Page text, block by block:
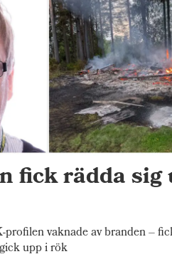
fick rädda sig
vaknade av branden –
upp i rök